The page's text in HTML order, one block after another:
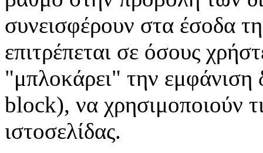
συνεισφέρουν στα έσοδα
επιτρέπεται σε όσους
"μπλοκάρει" την
block), να χρησιμοποιούν
ιστοσελίδας.